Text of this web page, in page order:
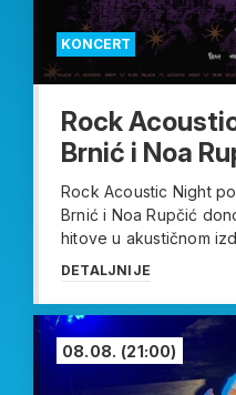
KONCERT
Rock
Brnić i Noa
Rock Acoustic Night
Brnić i Noa Rupčić
hitove u akustičnom
DETALJNIJE
08.08. (21:00)